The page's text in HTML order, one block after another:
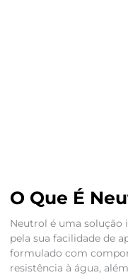
O Que É
Neutrol é uma solução
pela sua facilidade de
formulado com
resistência à água,